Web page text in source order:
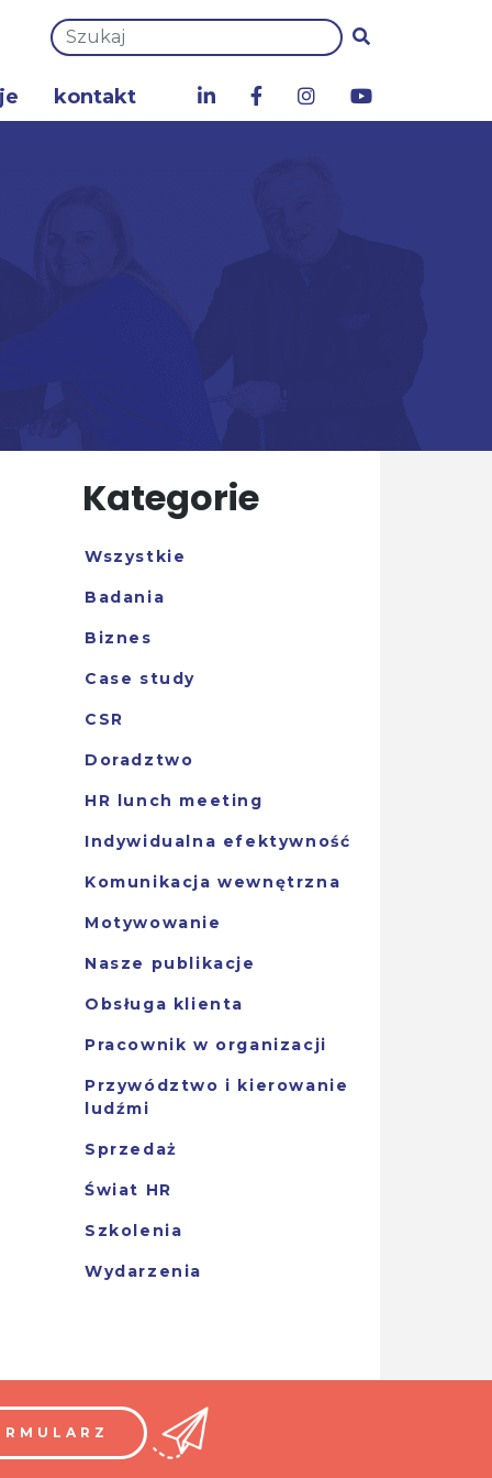
kontakt
Kategorie
Wszystkie
Badania
Biznes
Case study
CSR
Doradztwo
HR lunch meeting
Indywidualna efektywność
Komunikacja wewnętrzna
Motywowanie
Nasze publikacje
Obsługa klienta
Pracownik w organizacji
Przywództwo i kierowanie
ludźmi
Sprzedaż
Świat HR
Szkolenia
Wydarzenia